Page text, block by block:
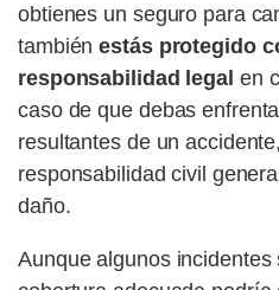
obtienes un seguro para
tambiénestás protegido
responsabilidad legal en
caso de que debas
resultantes de un
responsabilidad civil
daño.
Aunque algunos